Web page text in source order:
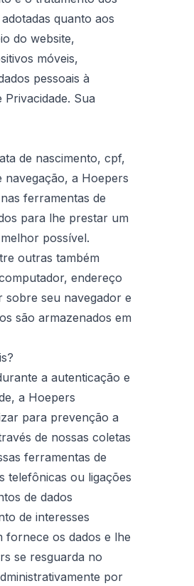
quanto aos
do website,
móveis,
pessoais à
Sua
de nascimento, cpf,
a Hoepers
ferramentas de
para lhe prestar um
possível.
outras também
endereço
sobre seu navegador e
são armazenados em
a autenticação e
a Hoepers
para prevenção a
de nossas coletas
ferramentas de
telefônicas ou ligações
de dados
de interesses
fornece os dados e lhe
se resguarda no
por